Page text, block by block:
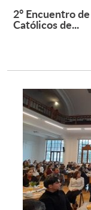
Funcionarios
Alumni
2° Encuentro
Católicos de...